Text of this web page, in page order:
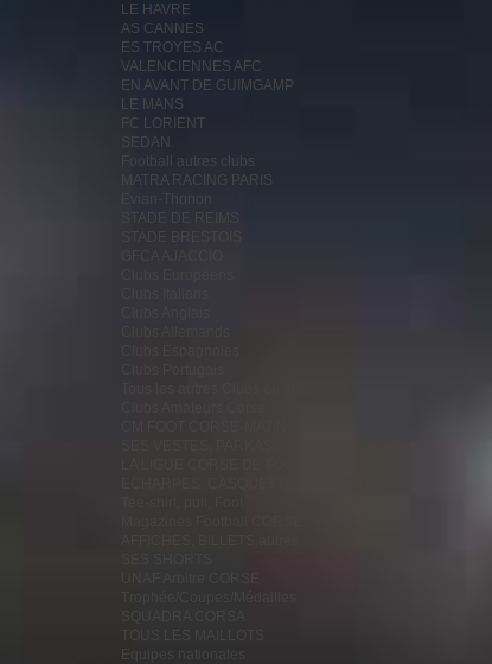
LE HAVRE
AS CANNES
ES TROYES AC
VALENCIENNES AFC
EN AVANT DE GUIMGAMP
LE MANS
FC LORIENT
SEDAN
Football autres clubs
MATRA RACING PARIS
Evian-Thonon
STADE DE REIMS
TOUS LES MAILLOTS
Equipes nationales